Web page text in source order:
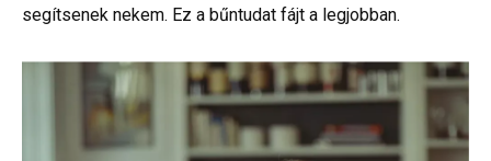
segítsenek nekem. Ez a bűntudat fájt a legjobban.